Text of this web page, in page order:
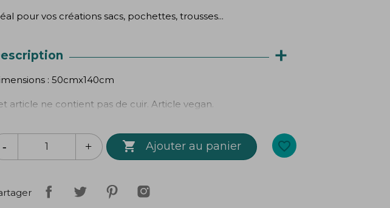
pour vos créations sacs, pochettes, trousses...
+
: 50cmx140cm
article ne contient pas de cuir. Article vegan.
 Ajouter au panier favorite_border